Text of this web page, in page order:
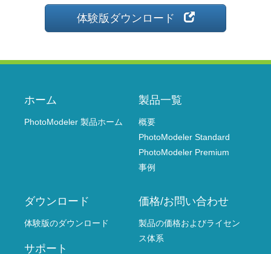
能やクオリティの向上が期待できます。SmartMatch テクノロジと
DSM の組み合わせにより、PhotoModeler Premium の効率性がさ
らに飛躍します。
製品一覧
PhotoModeler Standard
事例